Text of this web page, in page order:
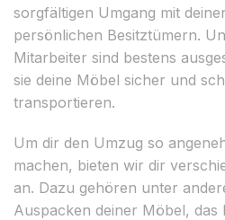
sorgfältigen Umgang mit
persönlichen Besitztümern.
Mitarbeiter sind bestens
sie deine Möbel sicher und
transportieren.
Um dir den Umzug so
machen, bieten wir dir
an. Dazu gehören unter
Auspacken deiner Möbel, das